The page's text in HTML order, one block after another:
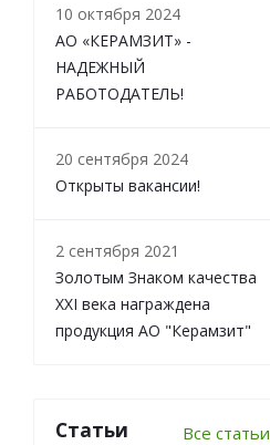
10 октября 2024
АО «КЕРАМЗИТ» -
НАДЕЖНЫЙ
РАБОТОДАТЕЛЬ!
20 сентября 2024
Открыты вакансии!
2 сентября 2021
Золотым Знаком качества
XXI века награждена
продукция АО "Керамзит"
Статьи Все статьи